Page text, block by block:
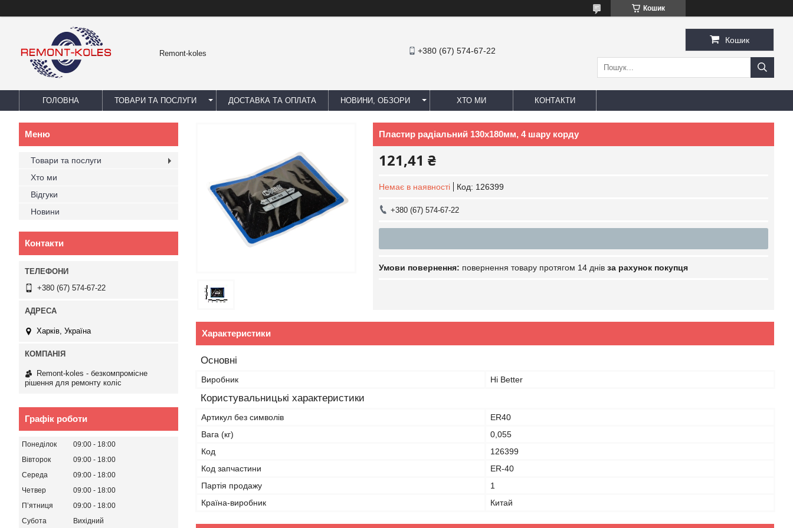
Кошик
Remont-koles +380 (67) 574-67-22
Кошик
ГОЛОВНА ТОВАРИ ТА ПОСЛУГИ ДОСТАВКА ТА ОПЛАТА НОВИНИ, ОБЗОРИ ХТО МИ КОНТАКТИ
Пластир радiальний 130х180мм, 4 шару корду
121,41 ₴
Немає в наявності Код: 126399
+380 (67) 574-67-22
повернення товару протягом 14 днів за рахунок покупця
Характеристики
Основні
Виробник Hi Better
Користувальницькі характеристики
Артикул без символів
ER40
Вага (кг)
0,055
Код
126399
Код запчастини
ER-40
Партія продажу
1
Країна-виробник
Китай
Товари та послуги
Хто ми
Відгуки
Новини
Контакти
+380 (67) 574-67-22
Харків, Україна
Remont-koles - безкомпромісне
рішення для ремонту коліс
Графік роботи
Понеділок 09:00
18:00
Вівторок
09:00
18:00
Середа
09:00
18:00
Четвер
09:00
18:00
Пʼятниця
09:00
18:00
Субота
Вихідний